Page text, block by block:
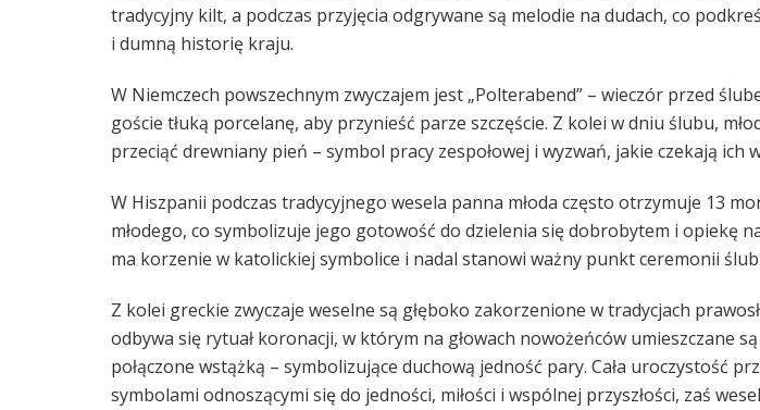
tradycyjny kilt, a podczas przyjęcia odgrywane są melodie na dudach, co
i dumną historię kraju.
W Niemczech powszechnym zwyczajem jest „Polterabend” – wieczór przed
goście tłuką porcelanę, aby przynieść parze szczęście. Z kolei w dniu ślubu,
przeciąć drewniany pień – symbol pracy zespołowej i wyzwań, jakie czekają ich
W Hiszpanii podczas tradycyjnego wesela panna młoda często otrzymuje 13
młodego, co symbolizuje jego gotowość do dzielenia się dobrobytem i opiekę
ma korzenie w katolickiej symbolice i nadal stanowi ważny punkt ceremonii
Z kolei greckie zwyczaje weselne są głęboko zakorzenione w tradycjach
odbywa się rytuał koronacji, w którym na głowach nowożeńców umieszczane
połączone wstążką – symbolizujące duchową jedność pary. Cała uroczystość
symbolami odnoszącymi się do jedności, miłości i wspólnej przyszłości, zaś